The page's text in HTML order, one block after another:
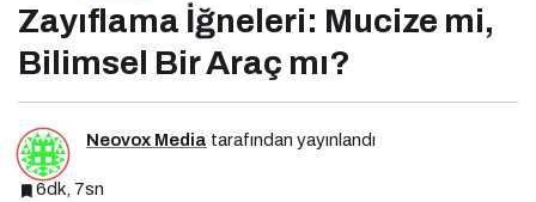
Zayıflama İğneleri: Mucize mi,
Bilimsel Bir Araç mı?
Neovox Media tarafından yayınlandı
6dk, 7sn